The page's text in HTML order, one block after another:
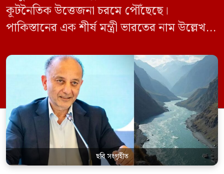
কূটনৈতিক উত্তেজনা চরমে পৌঁছেছে।
পাকিস্তানের এক শীর্ষ মন্ত্রী ভারতের নাম উল্লেখ না
পানির ওপর কেউ হাত দিলে সেই হাত কেটে
ফেলা হবে। ভারতের কেন্দ্রীয় জলসম্পদ মন্ত্রী সি
আর পাতিল কর্তৃক আগামী দেড় থেকে দুই বছরের
[…]
ছবি সংগৃহীত